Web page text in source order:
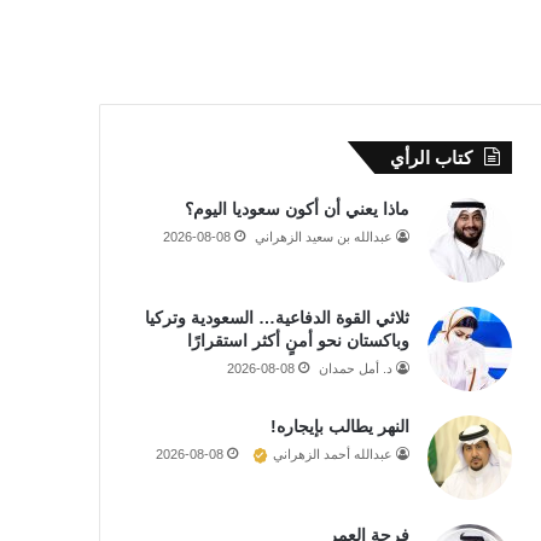
كتاب الرأي
ماذا يعني أن أكون سعوديا اليوم؟
عبدالله بن سعيد الزهراني 2026-08-08
ثلاثي القوة الدفاعية… السعودية وتركيا
وباكستان نحو أمنٍ أكثر استقرارًا
د. أمل حمدان 2026-08-08
النهر يطالب بإيجاره!
عبدالله أحمد الزهراني 2026-08-08
فرحة العمر